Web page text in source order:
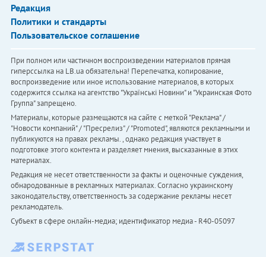
Редакция
Политики и стандарты
Пользовательское соглашение
При полном или частичном воспроизведении материалов прямая
гиперссылка на LB.ua обязательна! Перепечатка, копирование,
воспроизведение или иное использование материалов, в которых
содержится ссылка на агентство "Українськi Новини" и "Украинская Фото
Группа" запрещено.
Материалы, которые размещаются на сайте с меткой "Реклама" /
"Новости компаний" / "Пресрелиз" / "Promoted", являются рекламными и
публикуются на правах рекламы. , однако редакция участвует в
подготовке этого контента и разделяет мнения, высказанные в этих
материалах.
Редакция не несет ответственности за факты и оценочные суждения,
обнародованные в рекламных материалах. Согласно украинскому
законодательству, ответственность за содержание рекламы несет
рекламодатель.
Субъект в сфере онлайн-медиа; идентификатор медиа - R40-05097